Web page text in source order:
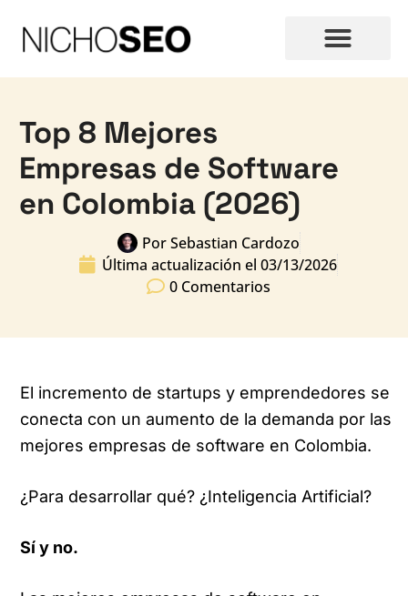
Top 8 Mejores
Empresas de Software
en Colombia (2026)
PorSebastian Cardozo
Última actualización el 03/13/2026
0 Comentarios
El incremento de startups y emprendedores se
conecta con un aumento de la demanda por las
mejores empresas de software en Colombia.
¿Para desarrollar qué? ¿Inteligencia Artificial?
Sí y no.